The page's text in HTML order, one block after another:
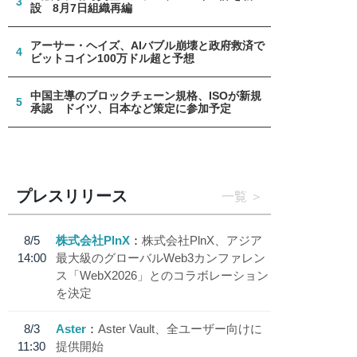
設 8月7日組織再編
4
アーサー・ヘイズ、AIバブル崩壊と政府救済で
ビットコイン100万ドル超と予想
5
中国主導のブロックチェーン規格、ISOが新規
承認 ドイツ、日本など策定に参加予定
プレスリリース 一覧
8/5
14:00
株式会社PlnX
株式会社PlnX、アジア
最大級のグローバルWeb3カンファレン
ス「WebX2026」とのコラボレーション
を決定
8/3
11:30
Aster
Aster Vault、全ユーザー向けに
提供開始